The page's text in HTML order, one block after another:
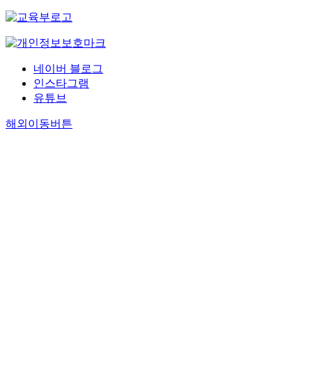
네이버 블로그
인스타그램
유튜브
해외이동버튼